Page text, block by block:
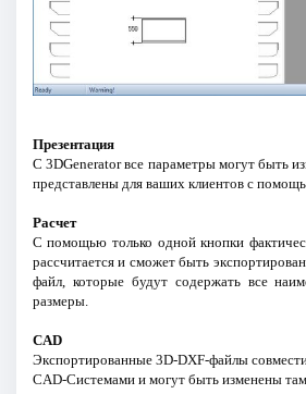
Презентация
С 3DGenerator все параметры могут быть
представлены для ваших клиентов с
Расчет
С помощью только одной кнопки
рассчитается и сможет быть
файл, которые будут содержать все
размеры.
CAD
Экспортированные 3D-DXF-файлы
CAD-Системами и могут быть изменены